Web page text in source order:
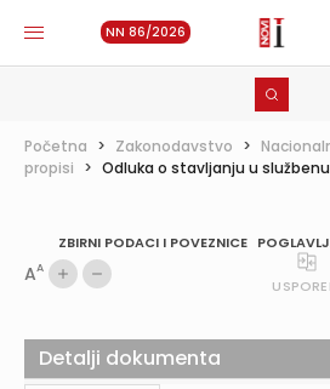
NN 86/2026
Početna > Zakonodavstvo >
propisi > Odluka o stavljanju u
ZBIRNI PODACI I POVEZNICE
AA
Detalji dokumenta